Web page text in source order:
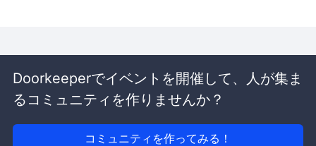
Doorkeeperでイベントを開催して、人が集ま
るコミュニティを作りませんか？
コミュニティを作ってみる！